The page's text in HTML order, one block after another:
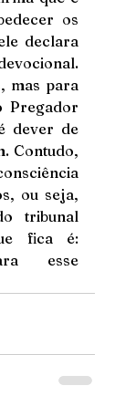
os
declara
mas para
Pregador
dever de
Contudo,
ou seja,
tribunal
fica é:
esse